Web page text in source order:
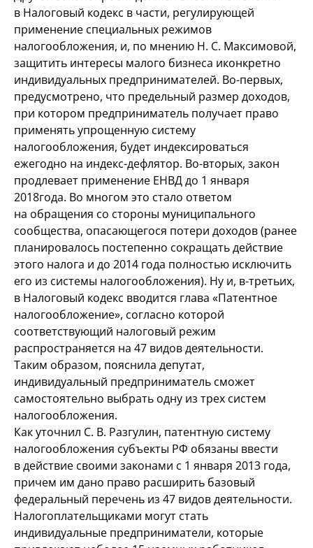
в Налоговый кодекс в части, регулирующей
применение специальных режимов
налогообложения, и, по мнению Н. С. Максимовой,
защитить интересы малого бизнеса иконкретно
индивидуальных предпринимателей. Во-первых,
предусмотрено, что предельный размер доходов,
при котором предприниматель получает право
применять упрощенную систему
налогообложения, будет индексироваться
ежегодно на индекс-дефлятор. Во-вторых, закон
продлевает применение ЕНВД до 1 января
2018года. Во многом это стало ответом
на обращения со стороны муниципального
сообщества, опасающегося потери доходов (ранее
планировалось постепенно сокращать действие
этого налога и до 2014 года полностью исключить
его из системы налогообложения). Ну и, в-третьих,
в Налоговый кодекс вводится глава «Патентное
налогообложение», согласно которой
соответствующий налоговый режим
распространяется на 47 видов деятельности.
Таким образом, пояснила депутат,
индивидуальный предприниматель сможет
самостоятельно выбрать одну из трех систем
налогообложения.
Как уточнил С. В. Разгулин, патентную систему
налогообложения субъекты РФ обязаны ввести
вдействие своими законами с 1 января 2013 года,
причем им дано право расширить базовый
федеральный перечень из 47 видов деятельности.
Налогоплательщиками могут стать
индивидуальные предприниматели, которые